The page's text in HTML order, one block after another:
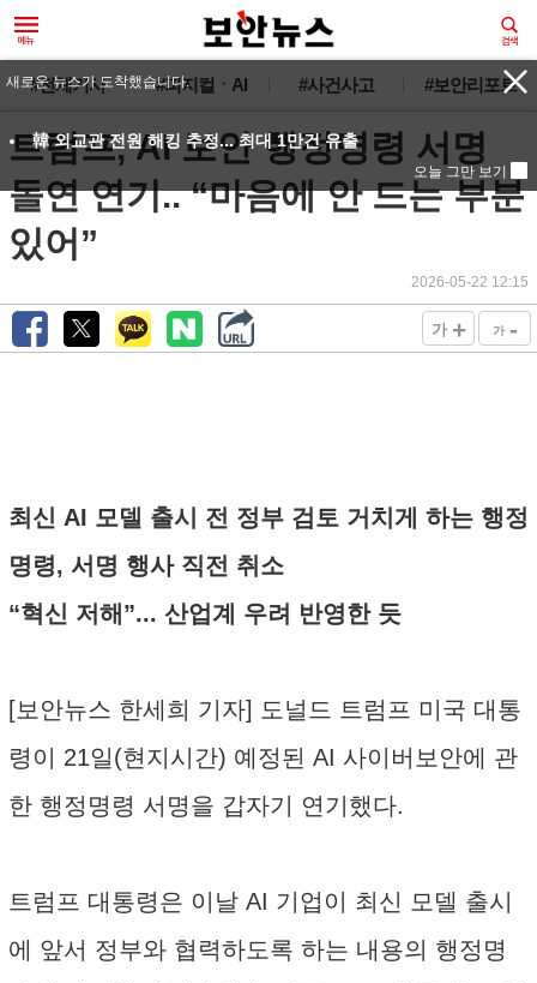
#전체기사 #피지컬ㆍAI #사건사고 #보안리포트
트럼프, AI 보안 행정명령 서명
돌연 연기.. “마음에 안 드는 부분
있어”
2026-05-22 12:15
가 + 가 -
최신 AI 모델 출시 전 정부 검토 거치게 하는 행정
명령, 서명 행사 직전 취소
“혁신 저해”... 산업계 우려 반영한 듯
[보안뉴스 한세희 기자] 도널드 트럼프 미국 대통
령이 21일(현지시간) 예정된 AI 사이버보안에 관
한 행정명령 서명을 갑자기 연기했다.
트럼프 대통령은 이날 AI 기업이 최신 모델 출시
에 앞서 정부와 협력하도록 하는 내용의 행정명
새로운 뉴스가 도착했습니다.
韓 외교관 전원 해킹 추정... 최대 1만건 유출
오늘 그만 보기